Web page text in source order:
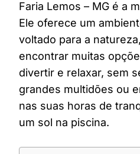
Faria Lemos – MG é a
Ele oferece um
voltado para a
encontrar muitas
divertir e relaxar, sem
grandes multidões ou
nas suas horas de
um sol na piscina.